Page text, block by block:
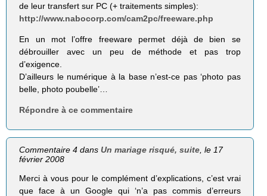
de leur transfert sur PC (+ traitements simples):
http://www.nabocorp.com/cam2pc/freeware.php
En un mot l’offre freeware permet déjà de bien se
débrouiller avec un peu de méthode et pas trop
d’exigence.
D’ailleurs le numérique à la base n’est-ce pas ‘photo pas
belle, photo poubelle’…
Répondre à ce commentaire
Commentaire 4 dansUn mariage risqué, suite , le 17
février 2008
Merci à vous pour le complément d’explications, c’est vrai
que face à un Google qui ‘n’a pas commis d’erreurs